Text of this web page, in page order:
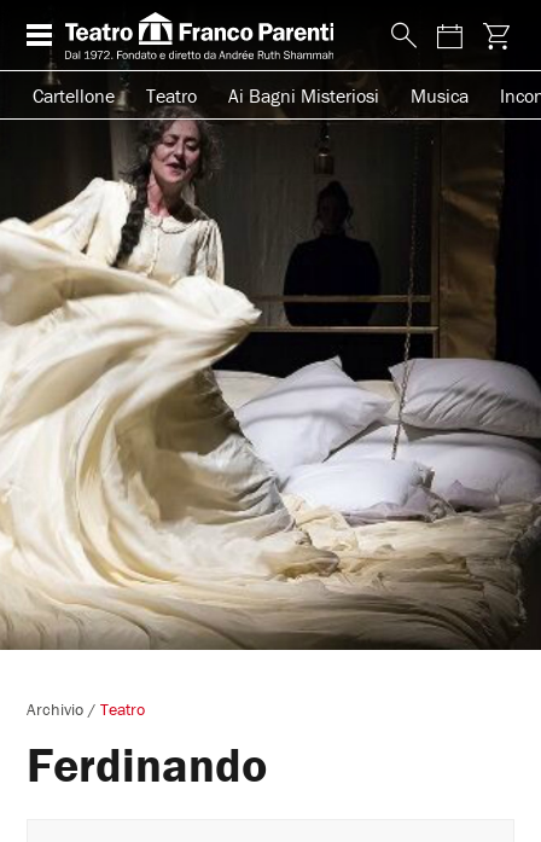
Cartellone Teatro Ai Bagni Misteriosi Musica
Archivio /Teatro
Ferdinando